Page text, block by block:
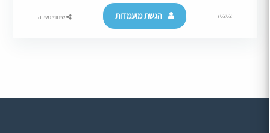
76262 הגשת מועמדות שיתוף משרה